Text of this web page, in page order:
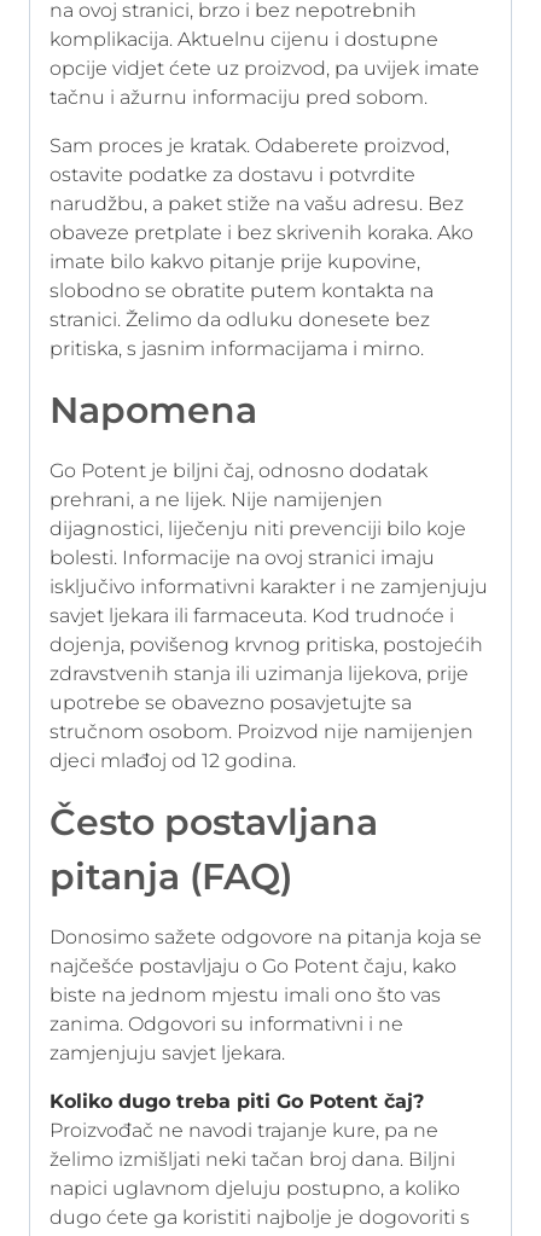
na ovoj stranici, brzo i bez nepotrebnih
komplikacija. Aktuelnu cijenu i dostupne
opcije vidjet ćete uz proizvod, pa uvijek imate
tačnu i ažurnu informaciju pred sobom.
Sam proces je kratak. Odaberete proizvod,
ostavite podatke za dostavu i potvrdite
narudžbu, a paket stiže na vašu adresu. Bez
obaveze pretplate i bez skrivenih koraka. Ako
imate bilo kakvo pitanje prije kupovine,
slobodno se obratite putem kontakta na
stranici. Želimo da odluku donesete bez
pritiska, s jasnim informacijama i mirno.
Napomena
Go Potent je biljni čaj, odnosno dodatak
prehrani, a ne lijek. Nije namijenjen
dijagnostici, liječenju niti prevenciji bilo koje
bolesti. Informacije na ovoj stranici imaju
isključivo informativni karakter i ne zamjenjuju
savjet ljekara ili farmaceuta. Kod trudnoće i
dojenja, povišenog krvnog pritiska, postojećih
zdravstvenih stanja ili uzimanja lijekova, prije
upotrebe se obavezno posavjetujte sa
stručnom osobom. Proizvod nije namijenjen
djeci mlađoj od 12 godina.
Često postavljana
pitanja (FAQ)
Donosimo sažete odgovore na pitanja koja se
najčešće postavljaju o Go Potent čaju, kako
biste na jednom mjestu imali ono što vas
zanima. Odgovori su informativni i ne
zamjenjuju savjet ljekara.
Koliko dugo treba piti Go Potent čaj?
Proizvođač ne navodi trajanje kure, pa ne
želimo izmišljati neki tačan broj dana. Biljni
napici uglavnom djeluju postupno, a koliko
dugo ćete ga koristiti najbolje je dogovoriti s